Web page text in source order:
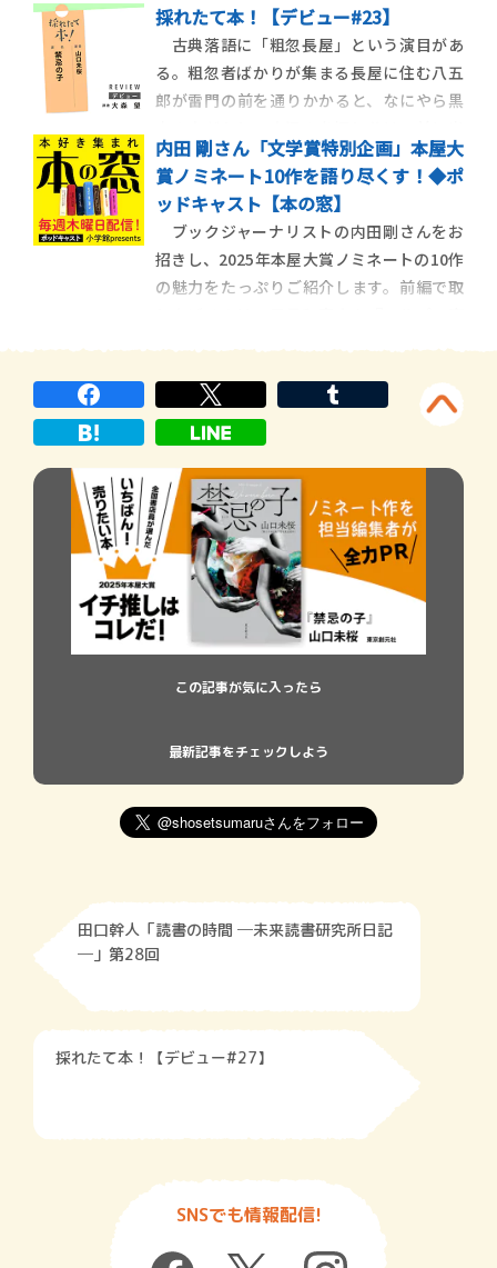
採れたて本！【デビュー#23】
古典落語に「粗忽長屋」という演目があ
る。粗忽者ばかりが集まる長屋に住む八五
郎が雷門の前を通りかかると、なにやら黒
ると、身元不明の行き倒れの死体がある。
その顔を見るなり、これは兄弟分に違いな
いと思い込んだ八五郎、急いで長屋に帰
り、当の熊五郎に「おまえが雷門の前で死
んでるぞ」と教えてや
内田 剛さん「文学賞特別企画」本屋大
賞ノミネート10作を語り尽くす！◆ポ
ッドキャスト【本の窓】
ブックジャーナリストの内田剛さんをお
招きし、2025年本屋大賞ノミネートの10作
の魅力をたっぷりご紹介します。前編で取
か愛とかやさしさなら』、野崎まどさん
『小説』の５作です。
この記事が気に入ったら
最新記事をチェックしよう
田口幹人「読書の時間 ─未来読書研究所日記
─」第28回
採れたて本！【デビュー#27】
SNSでも情報配信!